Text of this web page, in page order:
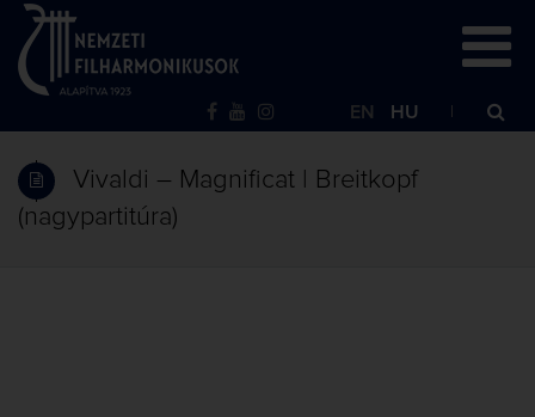
EN HU
Vivaldi – Magnificat | Breitkopf
(nagypartitúra)